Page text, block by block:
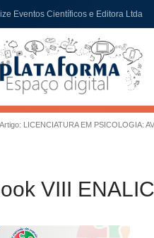
Eventos Científicos e Editora Ltda
Artigo: LICENCIATURA EM PSICOLOGIA:
VIII ENALIC